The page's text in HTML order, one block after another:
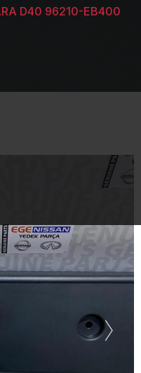
D40 96210-EB400